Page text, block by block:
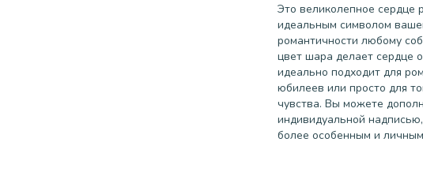
Это великолепное сердце
идеальным символом
романтичности любому
цвет шара делает сердце
идеально подходит для
юбилеев или просто для
чувства. Вы можете
индивидуальной
более особенным и